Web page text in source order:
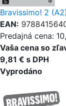
Bravissimo! 2
EAN:
Predajná cena:
Vaša cena so
9,81 € s DPH
Vyprodáno